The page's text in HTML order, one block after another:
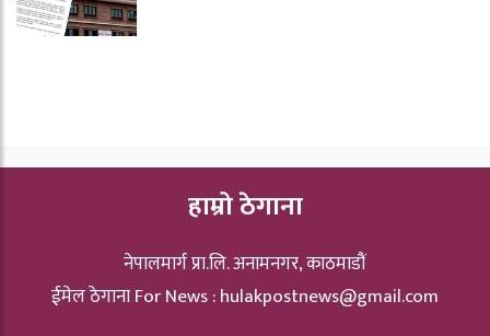
हाम्रो ठेगाना
नेपालमार्ग प्रा.लि. अनामनगर, काठमाडौं
ईमेल ठेगाना For News :hulakpostnews@gmail.com